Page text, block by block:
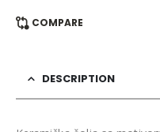
COMPARE
DESCRIPTION